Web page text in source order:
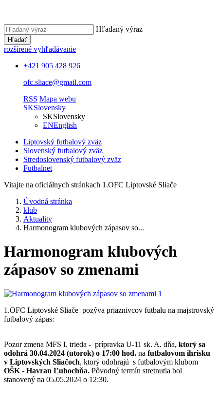
Hľadaný výraz
Hľadať
rozšírené vyhľadávanie
+421 905 428 926
ofc.sliace@gmail.com
RSS Mapa webu
SKSlovensky
SKSlovensky
ENEnglish
Liptovský futbalový zväz
Slovenský futbalový zväz
Stredoslovenský futbalový zväz
Futbalnet
Vitajte na oficiálnych stránkach 1.OFC Liptovské Sliače
Úvodná stránka
klub
Aktuality
Harmonogram klubových zápasov so...
Harmonogram klubových
zápasov so zmenami
1.OFC Liptovské Sliače pozýva priaznivcov futbalu na majstrovský
futbalový zápas:
Pozor zmena MFS I. trieda - prípravka U-11 sk. A. dňa, ktorý sa
odohrá 30.04.2024 (utorok) o 17:00 hod. na futbalovom ihrisku
v Liptovských Sliačoch, ktorý odohrajú s futbalovým klubom
OŠK - Havran Ľubochňa. Pôvodný termín stretnutia bol
stanovený na 05.05.2024 o 12:30.